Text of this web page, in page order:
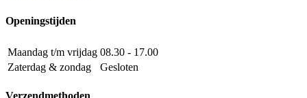
Openingstijden
Maandag t/m vrijdag 08.30 - 17.00
Zaterdag & zondag
Gesloten
Verzendmethoden